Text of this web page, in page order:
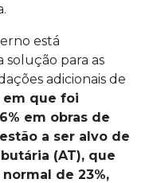
está
para as
adicionais de
em que foi
em obras de
a ser alvo de
(AT), que
de 23%,